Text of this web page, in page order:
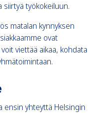
siirtyä työkokeiluun.
matalan kynnyksen
ovat
viettää aikaa, kohdata
ensin yhteyttä Helsingin